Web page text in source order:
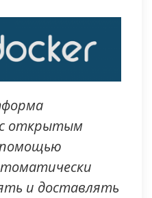
открытым
помощью
и доставлять